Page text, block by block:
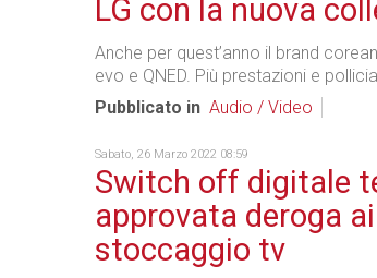
LG con la nuova
Anche per quest’anno il brand
evo e QNED. Più prestazioni e
Pubblicato in Audio / Video
Sabato, 26 Marzo 2022 08:59
Switch off digitale
approvata deroga
stoccaggio tv